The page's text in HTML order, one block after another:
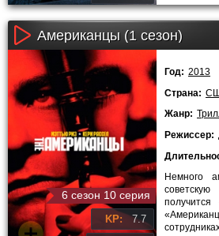
Американцы (1 сезон)
6 сезон 10 серия
KP: 7.7
Год: 2013
Страна:
Жанр:
Режиссер:
Немного